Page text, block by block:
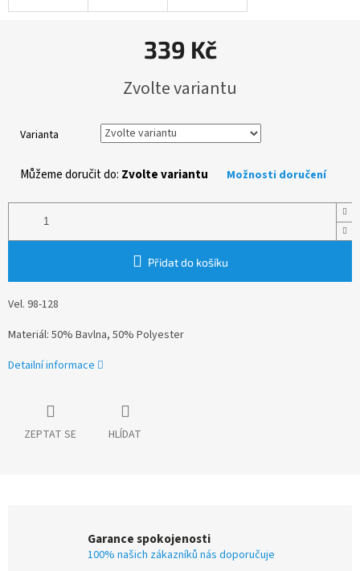
339 Kč
cena:
Zvolte variantu
Varianta
Můžeme doručit do: Zvolte variantu Možnosti doručení
Přidat do košíku
Vel. 98-128
Materiál: 50% Bavlna, 50% Polyester
Detailní informace
ZEPTAT SE HLÍDAT
Garance spokojenosti
100% našich zákazníků nás doporučuje